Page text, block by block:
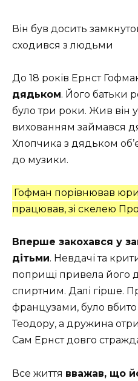
Він був досить
сходився з людьми
До 18 років Ернст
дядьком. Його батьки
було три роки. Жив він у
вихованням займався
Хлопчика з дядьком
до музики.
Гофман порівнював
працював, зі скелею
Вперше закохався у
дітьми. Невдачі та
поприщі привела його
спиртним. Далі гірше.
французами, було
Теодору, а дружина
Сам Ернст довго
Все життя вважав, що